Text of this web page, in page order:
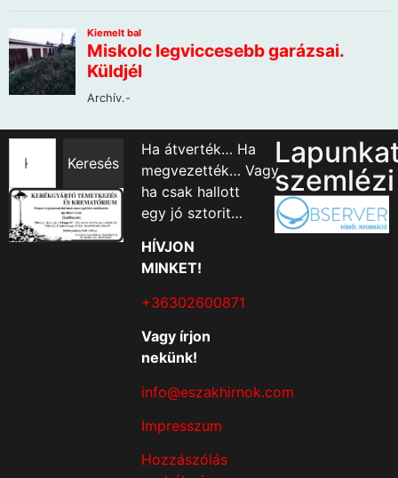
Keresés
Ha átverték… Ha
megvezették… Vagy
ha csak hallott
egy jó sztorit…
HÍVJON
MINKET!
+36302600871
Vagy írjon
nekünk!
info@eszakhirnok.com
Impresszum
Hozzászólás
szemlézi